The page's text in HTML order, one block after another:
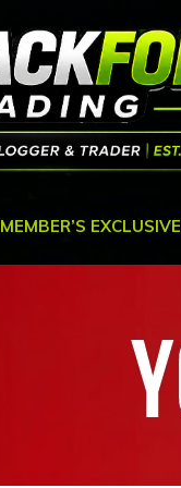
MEMBER’S EXCLUSIVE